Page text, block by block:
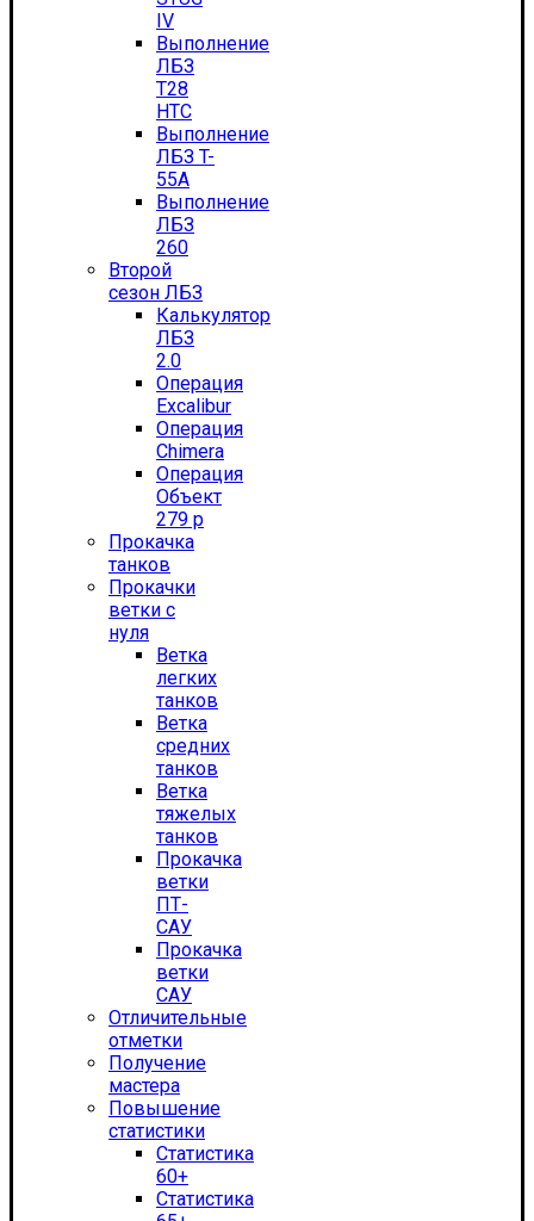
IV
Выполнение
ЛБЗ
T28
HTC
Выполнение
ЛБЗ T-
55А
Выполнение
ЛБЗ
260
Второй
сезон ЛБЗ
Калькулятор
ЛБЗ
2.0
Операция
Excalibur
Операция
Chimera
Операция
Объект
279 р
Прокачка
танков
Прокачки
ветки с
нуля
Ветка
легких
танков
Ветка
средних
танков
Ветка
тяжелых
танков
Прокачка
ветки
ПТ-
САУ
Прокачка
ветки
САУ
Отличительные
отметки
Получение
мастера
Повышение
статистики
Статистика
60+
Статистика